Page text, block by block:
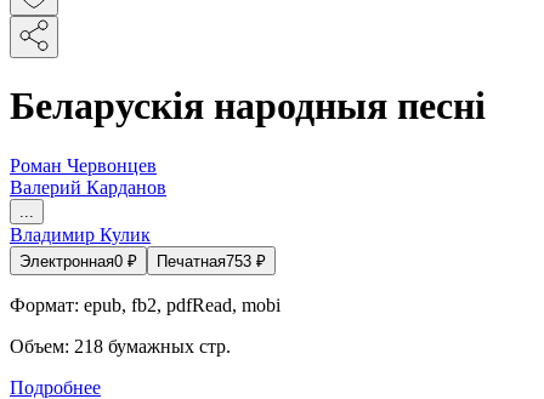
Беларускiя народныя песнi
Роман Червонцев
Валерий Карданов
Владимир Кулик
Электронная0 ₽ Печатная753 ₽
Формат: epub, fb2, pdfRead, mobi
Объем: 218 бумажных стр.
Подробнее